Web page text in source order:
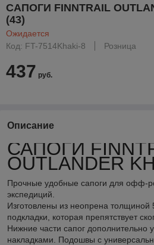
САПОГИ FINNTRAIL
(43)
Ожидается
Код: FT-7514Khaki-8
Розница
437 руб.
Описание
САПОГИ
OUTLANDER
Прочные удобные сапоги для офф-
экспедиций.
Изготовлены из неопрена
подкладки, которая препятствует
Нижние части сапог дополнительно
накладками. Подошвы с